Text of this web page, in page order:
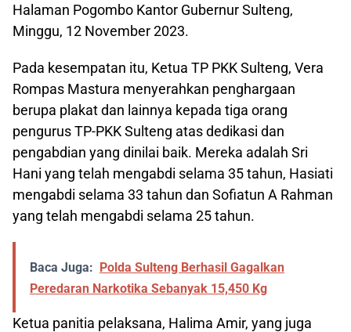
Halaman Pogombo Kantor Gubernur Sulteng,
Minggu, 12 November 2023.
Pada kesempatan itu, Ketua TP PKK Sulteng, Vera
Rompas Mastura menyerahkan penghargaan
berupa plakat dan lainnya kepada tiga orang
pengurus TP-PKK Sulteng atas dedikasi dan
pengabdian yang dinilai baik. Mereka adalah Sri
Hani yang telah mengabdi selama 35 tahun, Hasiati
mengabdi selama 33 tahun dan Sofiatun A Rahman
yang telah mengabdi selama 25 tahun.
Baca Juga: Polda Sulteng Berhasil Gagalkan
Peredaran Narkotika Sebanyak 15,450 Kg
Ketua panitia pelaksana, Halima Amir, yang juga